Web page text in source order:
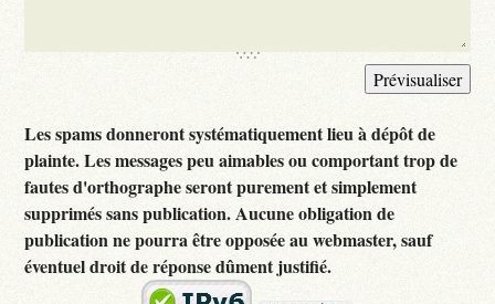
Les spams donneront systématiquement lieu à dépôt de
plainte. Les messages peu aimables ou comportant trop de
fautes d'orthographe seront purement et simplement
supprimés sans publication. Aucune obligation de
publication ne pourra être opposée au webmaster, sauf
éventuel droit de réponse dûment justifié.